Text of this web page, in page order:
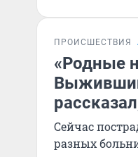
ПРОИСШЕСТВИЯ
«Родные
Сейчас
разных